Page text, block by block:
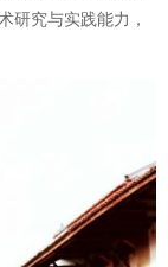
研究与实践能力，